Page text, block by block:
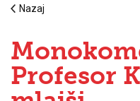
Nazaj
Profesor